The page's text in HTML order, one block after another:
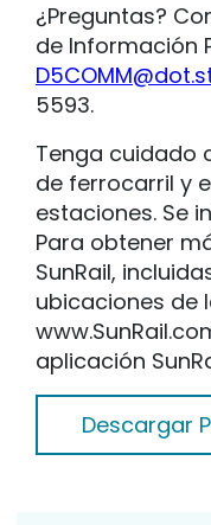
¿Preguntas?
de Información
5593.
Tenga cuidado
de ferrocarril y
estaciones. Se
Para obtener
SunRail,
ubicaciones de
aplicación
Descargar